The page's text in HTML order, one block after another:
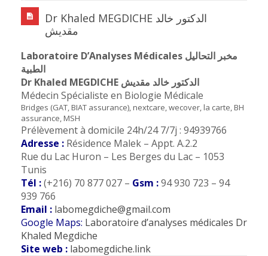
Dr Khaled MEGDICHE الدكتور خالد
مقديش
Laboratoire D’Analyses Médicales مخبر التحاليل
الطبية
Dr Khaled MEGDICHE الدكتور خالد مقديش
Médecin Spécialiste en Biologie Médicale
Bridges (GAT, BIAT assurance), nextcare, wecover, la carte, BH
assurance, MSH
Prélèvement à domicile 24h/24 7/7j : 94939766
Adresse : Résidence Malek – Appt. A.2.2
Rue du Lac Huron – Les Berges du Lac – 1053
Tunis
Tél :(+216) 70 877 027 – Gsm :94 930 723 – 94
939 766
Email : labomegdiche@gmail.com
Google Maps: Laboratoire d’analyses médicales Dr
Khaled Megdiche
Site web : labomegdiche.link